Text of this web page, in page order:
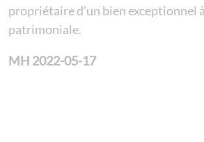
propriétaire d’un bien exceptionnel
patrimoniale.
MH 2022-05-17